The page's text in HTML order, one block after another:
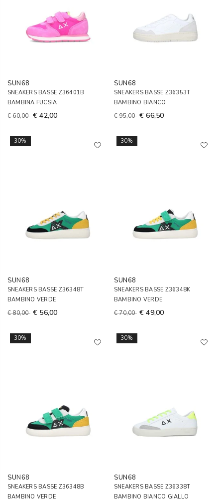
SUN68
SNEAKERS BASSE Z36401B
BAMBINA FUCSIA
€ 60,00 € 42,00
SUN68
SNEAKERS BASSE Z36353T
BAMBINO BIANCO
€ 95,00 € 66,50
30%
SUN68
SNEAKERS BASSE Z36348T
BAMBINO VERDE
€ 80,00 € 56,00
30%
SUN68
SNEAKERS BASSE Z36348K
BAMBINO VERDE
€ 70,00 € 49,00
30%
SUN68
SNEAKERS BASSE Z36348B
BAMBINO VERDE
30%
SUN68
SNEAKERS BASSE Z36338T
BAMBINO BIANCO GIALLO